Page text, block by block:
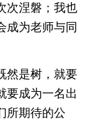
次涅磐；我也
成为老师与同
然是树，就要
成为一名出
所期待的公